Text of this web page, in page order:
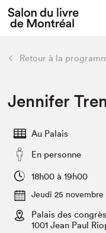
Espace médias
Tout sur
Actualités
Vidéos et
Club de
retour
Édition 2022
Planifier sa visite
Projets
Liens pratiques
Retour à la
Jennifer
Au Palais
En personne
18h00 à 19h00
Jeudi 25 novembre
Palais des
1001 Jean Paul